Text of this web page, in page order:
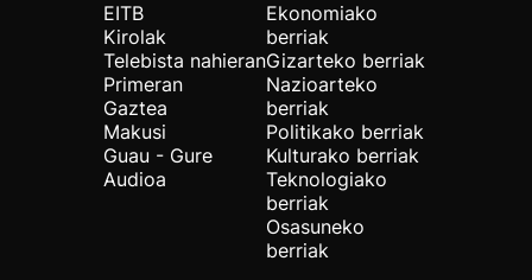
EITB
Kirolak
Telebista nahieran
Primeran
Gaztea
Makusi
Guau - Gure
Audioa
Ekonomiako
berriak
Gizarteko berriak
Nazioarteko
berriak
Politikako berriak
Kulturako berriak
Teknologiako
berriak
Osasuneko
berriak